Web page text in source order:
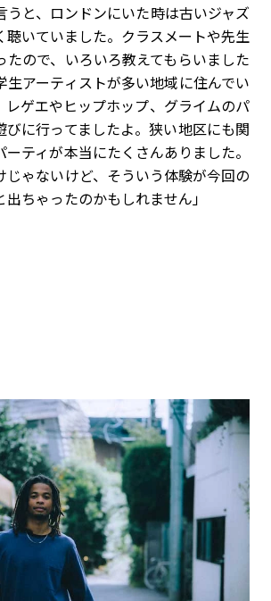
と、ロンドンにいた時は古いジャズ
聴いていました。クラスメートや先生
たので、いろいろ教えてもらいました
生アーティストが多い地域に住んでい
レゲエやヒップホップ、グライムのパ
びに行ってましたよ。狭い地区にも関
ティが本当にたくさんありました。
じゃないけど、そういう体験が今回の
ちゃったのかもしれません」